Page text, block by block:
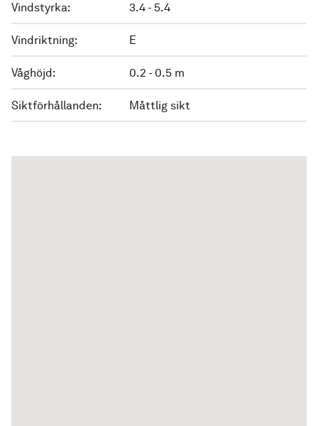
Vindstyrka: 3.4 - 5.4
Vindriktning: E
Våghöjd: 0.2 - 0.5 m
Siktförhållanden: Måttlig sikt